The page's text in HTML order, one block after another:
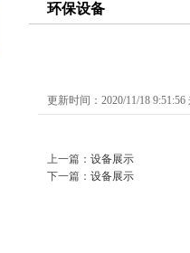
环保设备
更新时间：2020/11/18
上一篇： 设备展示
下一篇： 设备展示